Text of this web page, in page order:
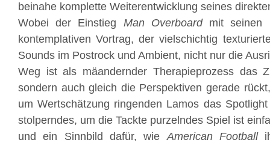
beinahe komplette Weiterentwicklung seines
Wobei der Einstieg Man Overboardmit seinen
kontemplativen Vortrag, der vielschichtig
Sounds im Postrock und Ambient, nicht nur die
Weg ist als mäandernder Therapieprozess das
sondern auch gleich die Perspektiven gerade
um Wertschätzung ringenden Lamos das
stolperndes, um die Tackte purzelndes Spiel ist
und ein Sinnbild dafür, wieAmerican Football